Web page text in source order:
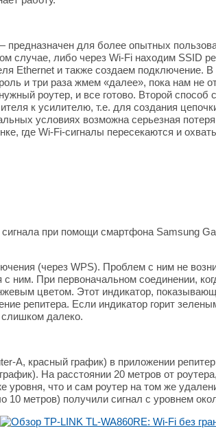
для более опытных
случае, либо через Wi-Fi находим SSID
Ethernet и также создаем подключение.
и три раза жмем «далее», пока нам не
роутер, и все готово. Второй
к усилителю, т.е. для создания
условиях возможна серьезная
где Wi-Fi-сигналы пересекаются и
при помощи смартфона Samsung
(через WPS). Проблем с ним не
с ним. При первоначальном соединении,
цветом. Этот индикатор,
репитера. Если индикатор горит
далеко.
A, красный график) в приложении
На расстоянии 20 метров от
уровня, что и сам роутер на том же
10 метров) получили сигнал с уровнем